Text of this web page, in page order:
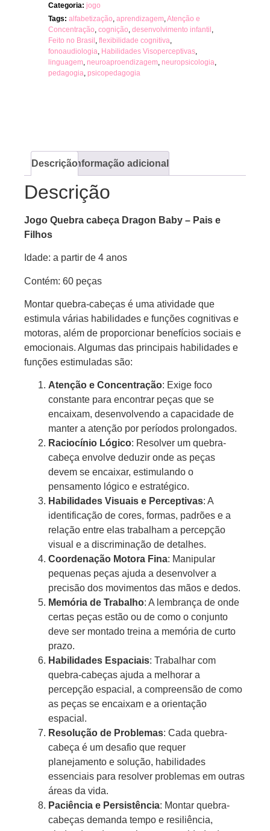
Categoria: jogo
Tags: alfabetização aprendizagem Atenção e
Concentração cognição desenvolvimento infantil
Feito no Brasil flexibilidade cognitiva
fonoaudiologia Habilidades Visoperceptivas
linguagem neuroaproendizagem neuropsicologia
pedagogia psicopedagogia
DescriçãoInformação adicional
Descrição
Jogo Quebra cabeça Dragon Baby – Pais e
Filhos
Idade: a partir de 4 anos
Contém: 60 peças
Montar quebra-cabeças é uma atividade que
estimula várias habilidades e funções cognitivas e
motoras, além de proporcionar benefícios sociais e
emocionais. Algumas das principais habilidades e
funções estimuladas são:
Atenção e Concentração: Exige foco
constante para encontrar peças que se
encaixam, desenvolvendo a capacidade de
manter a atenção por períodos prolongados.
Raciocínio Lógico: Resolver um quebra-
cabeça envolve deduzir onde as peças
devem se encaixar, estimulando o
pensamento lógico e estratégico.
Habilidades Visuais e Perceptivas: A
identificação de cores, formas, padrões e a
relação entre elas trabalham a percepção
visual e a discriminação de detalhes.
Coordenação Motora Fina: Manipular
pequenas peças ajuda a desenvolver a
precisão dos movimentos das mãos e dedos.
Memória de Trabalho: A lembrança de onde
certas peças estão ou de como o conjunto
deve ser montado treina a memória de curto
prazo.
Habilidades Espaciais: Trabalhar com
quebra-cabeças ajuda a melhorar a
percepção espacial, a compreensão de como
as peças se encaixam e a orientação
espacial.
Resolução de Problemas: Cada quebra-
cabeça é um desafio que requer
planejamento e solução, habilidades
essenciais para resolver problemas em outras
áreas da vida.
Paciência e Persistência: Montar quebra-
cabeças demanda tempo e resiliência,